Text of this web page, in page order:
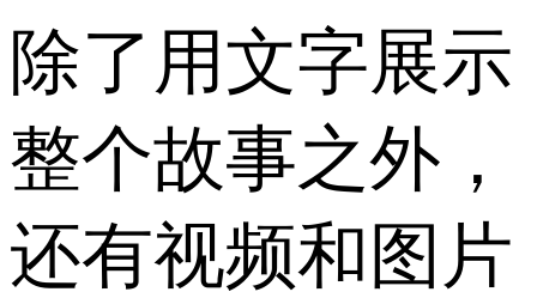
除了用文字展示
整个故事之外，
还有视频和图片